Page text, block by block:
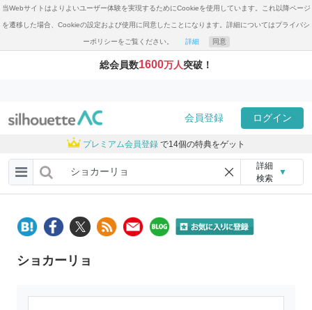
当Webサイトはよりよいユーザー体験を実現するためにCookieを使用しています。これ以降ページ
を遷移した場合、Cookieの設定および使用に同意したことになります。詳細についてはプライバシ
ーポリシーをご覧ください。 詳細 同意
総会員数1600万人突破！
会員登録 ログイン
プレミアム会員登録 で14個の特典をゲット
詳細
検索
▼
ショカーリョ